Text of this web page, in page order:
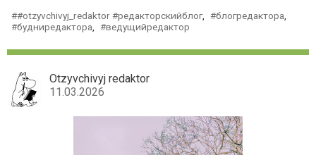
#otzyvchivyj_redaktor #редакторскийблог, блогредактора
будниредактора
ведущийредактор
Otzyvchivyj redaktor
11.03.2026